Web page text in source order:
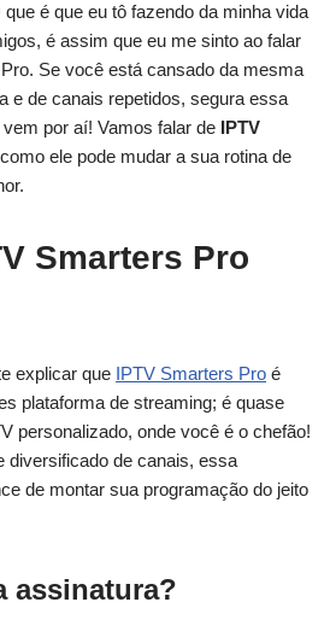
que é que eu tô fazendo da minha vida
é assim que eu me sinto ao falar
Se você está cansado da mesma
e de canais repetidos, segura essa
por aí! Vamos falar de IPTV
ele pode mudar a sua rotina de
Smarters Pro
explicar que IPTV Smarters Pro é
plataforma de streaming; é quase
personalizado, onde você é o chefão!
diversificado de canais, essa
de montar sua programação do jeito
assinatura?